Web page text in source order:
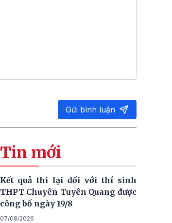
Gửi bình luận
Tin mới
Kết quả thi lại đối với thí sinh
THPT Chuyên Tuyên Quang được
công bố ngày 19/8
07/08/2026